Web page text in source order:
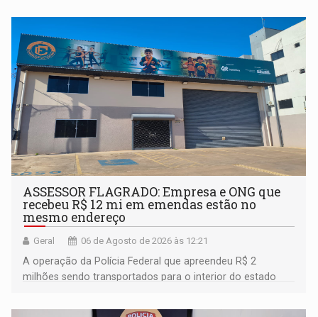
ASSESSOR FLAGRADO: Empresa e ONG que
recebeu R$ 12 mi em emendas estão no
mesmo endereço
Geral 06 de Agosto de 2026 às 12:21
A operação da Polícia Federal que apreendeu R$ 2
milhões sendo transportados para o interior do estado
ligação do suspeito com um deputado federal do União